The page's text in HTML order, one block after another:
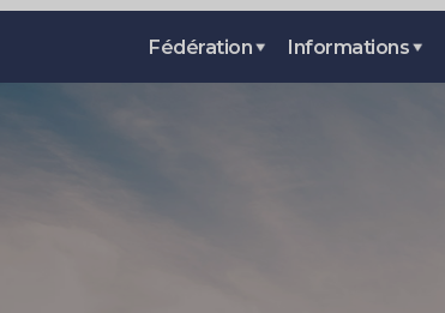
Fédération Informations